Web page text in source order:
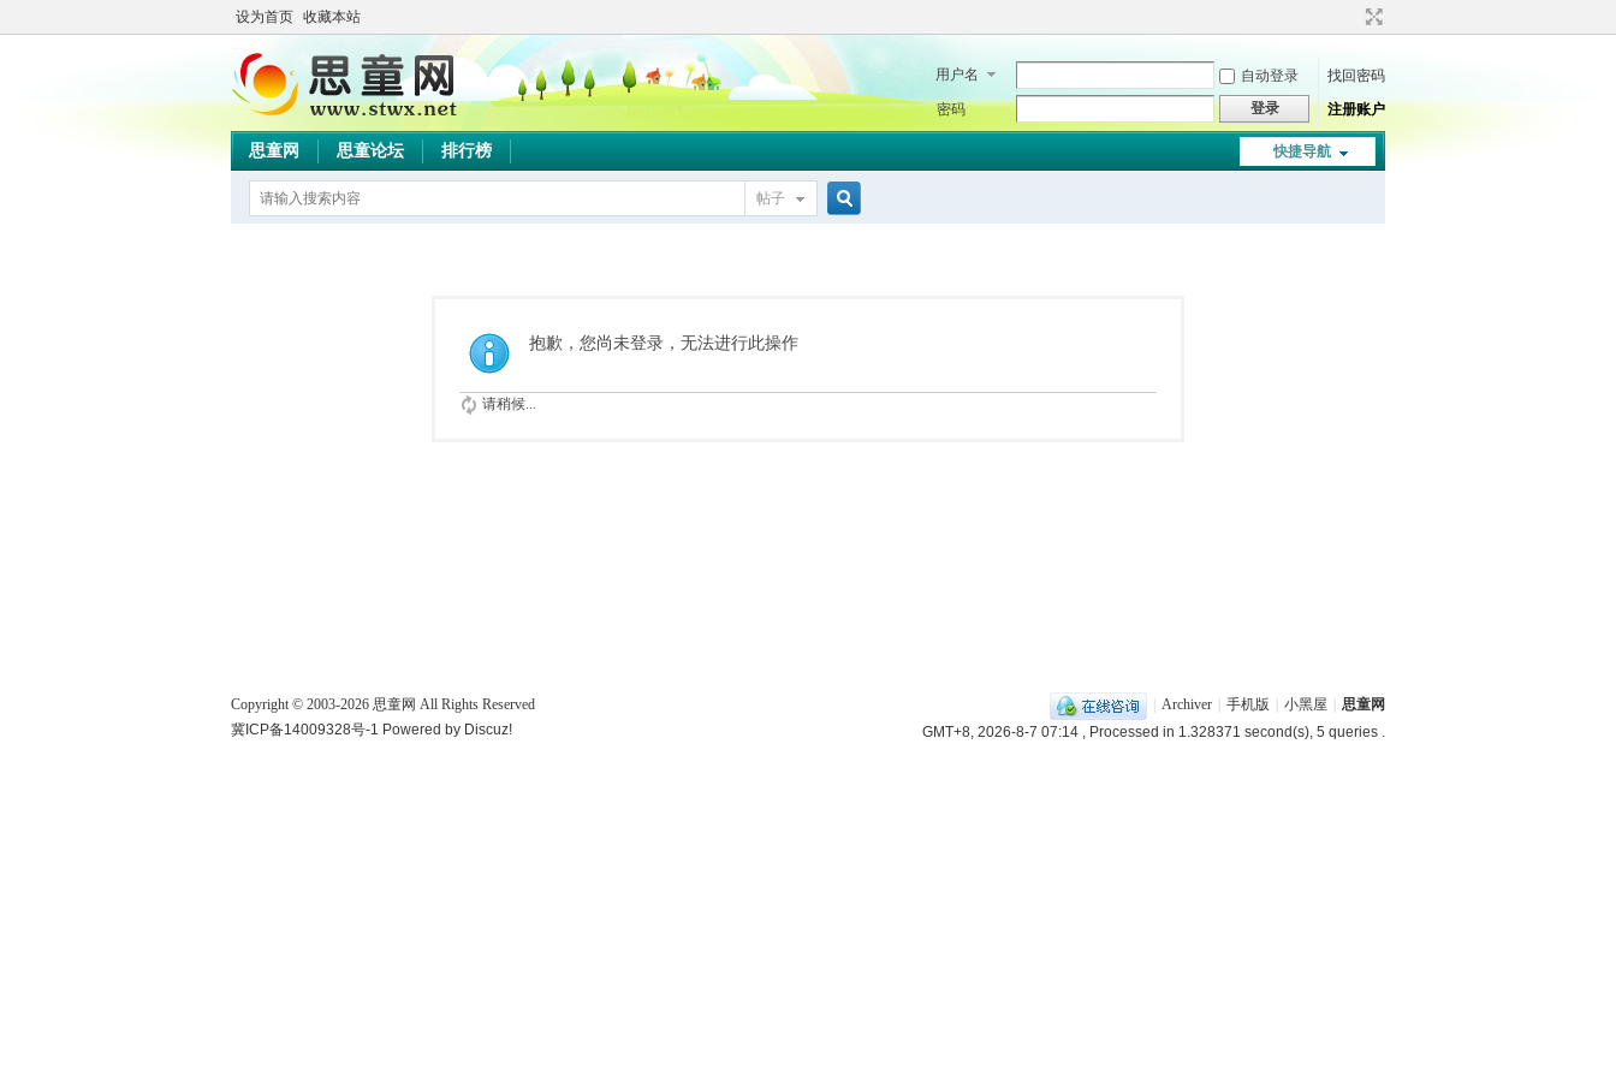
设为首页 收藏本站
用户名 自动登录
找回密码
密码
登录 注册账户
快捷导航
思童网 思童论坛 排行榜
帖子
抱歉，您尚未登录，无法进行此操作
请稍候...
Archiver 手机版 小黑屋
思童网
GMT+8, 2026-8-7 07:14 , Processed in 1.328371 second(s), 5 queries .
Copyright © 2003-2026 思童网 All Rights Reserved
冀ICP备14009328号-1 Powered by Discuz!